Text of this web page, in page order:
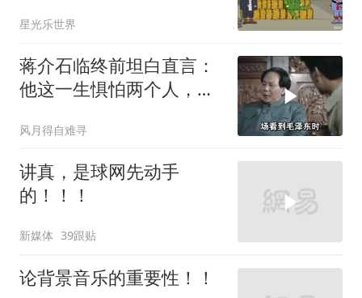
星光乐世界
蒋介石临终前坦白直言：
他这一生惧怕两个人，却
风月得自难寻
讲真，是球网先动手
的！！！
新媒体 39跟贴
论背景音乐的重要性！！